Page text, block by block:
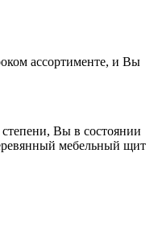
ассортименте, и Вы
Вы в состоянии
мебельный щит